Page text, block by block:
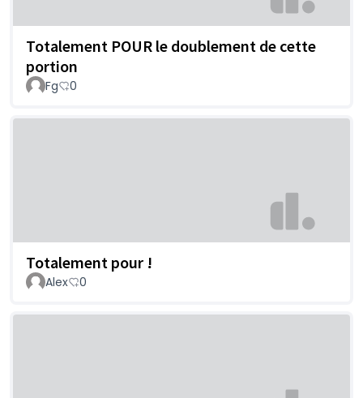
Totalement POUR le doublement de cette
portion
Fg 0
Totalement pour !
Alex 0